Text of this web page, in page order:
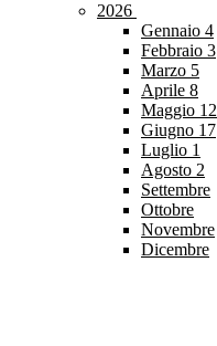
2026
Gennaio 4
Febbraio 3
Marzo 5
Aprile 8
Maggio 12
Giugno 17
Luglio 1
Agosto 2
Settembre
Ottobre
Novembre
Dicembre